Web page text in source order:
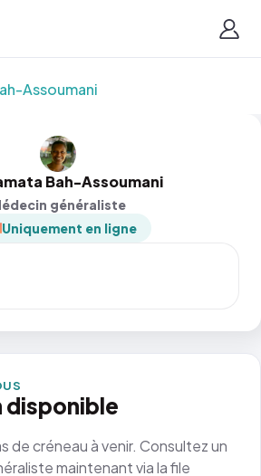
Assoumani
Bah-Assoumani
généraliste
Uniquement en ligne
disponible
de créneau à venir. Consultez un
maintenant via la file